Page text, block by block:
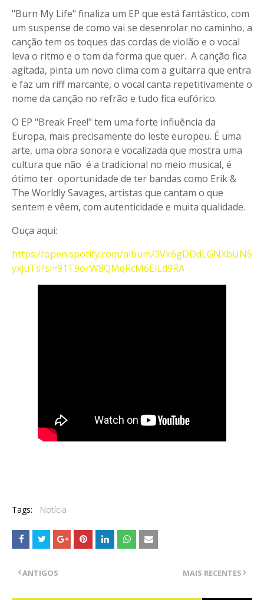
"Burn My Life" finaliza um EP que está fantástico, com
um suspense de como vai se desenrolar no caminho, a
canção tem os toques das cordas de violão e o vocal
leva o ritmo e o tom da forma que quer. A canção fica
agitada, pinta um novo clima com a guitarra que entra
e faz um riff marcante, o vocal canta repetitivamente o
nome da canção no refrão e tudo fica eufórico.
O EP "Break Free!" tem uma forte influência da
Europa, mais precisamente do leste europeu. É uma
arte, uma obra sonora e vocalizada que mostra uma
cultura que não é a tradicional no meio musical, é
ótimo ter oportunidade de ter bandas como Erik &
The Worldly Savages, artistas que cantam o que
sentem e vêem, com autenticidade e muita qualidade.
Ouça aqui:
https://open.spotify.com/album/3Vk6gDDdLGNXbUN5
yxjuTs?si=91T9orW8QMqRcM6ElLd9RA
Tags: Notícia
MAIS RECENTES
ANTIGOS